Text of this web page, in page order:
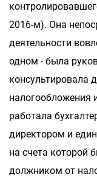
2016-м). Она
деятельности
одном - была
консультировала
налогообложения
работала
директором и
на счета которой
должником от